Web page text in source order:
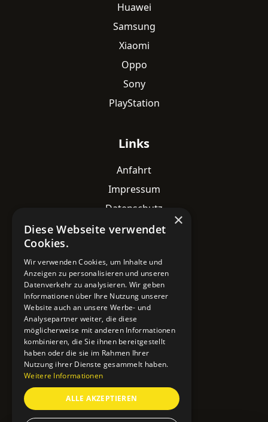
Huawei
Samsung
Xiaomi
Oppo
Sony
PlayStation
Links
Anfahrt
Impressum
Datenschutz
Adresse
Lavesstraße 82
30159 Hannover
Email
info@mobile-4you.de
Telefon
+49 178 7043233
×
Diese Webseite verwendet
Cookies.
Wir verwenden Cookies, um Inhalte und
Anzeigen zu personalisieren und unseren
Datenverkehr zu analysieren. Wir geben
Informationen über Ihre Nutzung unserer
Website auch an unsere Werbe- und
Analysepartner weiter, die diese
möglicherweise mit anderen Informationen
kombinieren, die Sie ihnen bereitgestellt
haben oder die sie im Rahmen Ihrer
Nutzung ihrer Dienste gesammelt haben.
Weitere Informationen
ALLE AKZEPTIEREN